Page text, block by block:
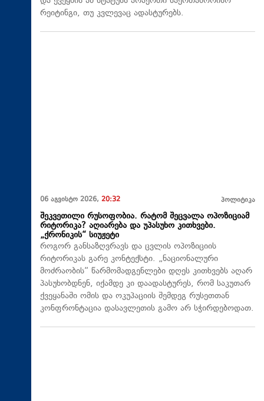
რეიტინგი, თუ კვლევაც ადასტურებს.
06 აგვისტო 2026, 20:32 პოლიტიკა
შეკვეთილი რუსოფობია. რატომ შეცვალა ოპოზიციამ
რიტორიკა? აღიარება და უპასუხო კითხვები.
„ქრონიკის“ სიუჟეტი
როგორ განსაზღვრავს და ცვლის ოპოზიციის
რიტორიკას გარე კონტექსტი. „ნაციონალური
მოძრაობის“ წარმომადგენლები დღეს კითხვებს აღარ
პასუხობდნენ, იქამდე კი დაადასტურეს, რომ საკუთარ
ქვეყანაში ომის და ოკუპაციის შემდეგ რუსეთთან
კონფრონტაცია დასავლეთის გამო არ სჭირდებოდათ.